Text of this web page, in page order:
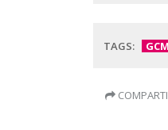
TAGS: GCM